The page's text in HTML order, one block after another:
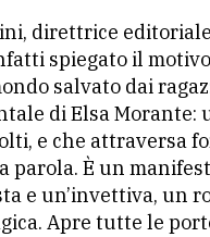
direttrice
spiegato il
salvato dai
di Elsa Morante:
e che attraversa
parola. È un
e un’invettiva, un
Apre tutte le